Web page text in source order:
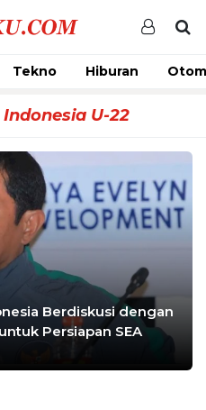
Tekno Hiburan
U-22
Berdiskusi dengan
Persiapan SEA